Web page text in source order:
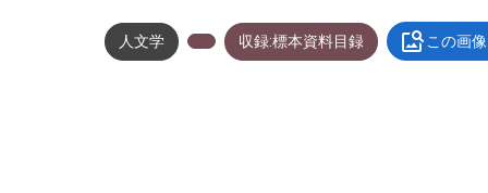
人文学 収録:標本資料目録 この画